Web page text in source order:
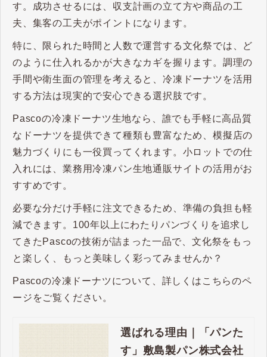
す。成功させるには、収支計画の立て方や商品の工
夫、集客の工夫がポイントになります。
特に、限られた時間と人数で運営する文化祭では、ど
のように仕入れるかが大きなカギを握ります。調理の
手間や衛生面の管理を考えると、冷凍ドーナツを活用
する方法は現実的で安心できる選択肢です。
Pascoの冷凍ドーナツ生地なら、誰でも手軽に高品質
なドーナツを提供できて種類も豊富なため、模擬店の
魅力づくりにも一役買ってくれます。小ロットでの仕
入れには、業務用冷凍パン生地通販サイトの活用がお
すすめです。
必要な分だけ手軽に注文できるため、準備の負担も軽
減できます。100年以上にわたりパンづくりを追求し
てきたPascoの技術が詰まった一品で、文化祭をもっ
と楽しく、もっと美味しく彩ってみませんか？
Pascoの冷凍ドーナツについて、詳しくはこちらのペ
ージをご覧ください。
選ばれる理由｜「パンた
す」敷島製パン株式会社